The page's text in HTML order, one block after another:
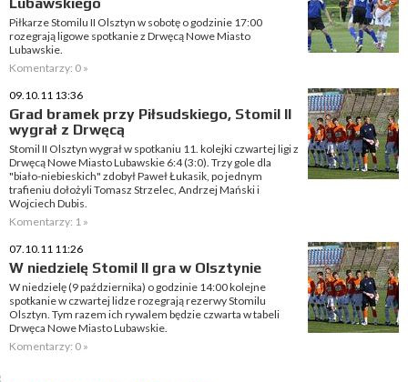
Piłkarze Stomilu II Olsztyn w sobotę o godzinie 17:00
rozegrają ligowe spotkanie z Drwęcą Nowe Miasto
Lubawskie.
Komentarzy: 0 »
09.10.11 13:36
Grad bramek przy Piłsudskiego, Stomil II
wygrał z Drwęcą
Stomil II Olsztyn wygrał w spotkaniu 11. kolejki czwartej ligi z
Drwęcą Nowe Miasto Lubawskie 6:4 (3:0). Trzy gole dla
"biało-niebieskich" zdobył Paweł Łukasik, po jednym
trafieniu dołożyli Tomasz Strzelec, Andrzej Mański i
Wojciech Dubis.
Komentarzy: 1 »
07.10.11 11:26
W niedzielę Stomil II gra w Olsztynie
W niedzielę (9 października) o godzinie 14:00 kolejne
spotkanie w czwartej lidze rozegrają rezerwy Stomilu
Olsztyn. Tym razem ich rywalem będzie czwarta w tabeli
Drwęca Nowe Miasto Lubawskie.
Komentarzy: 0 »